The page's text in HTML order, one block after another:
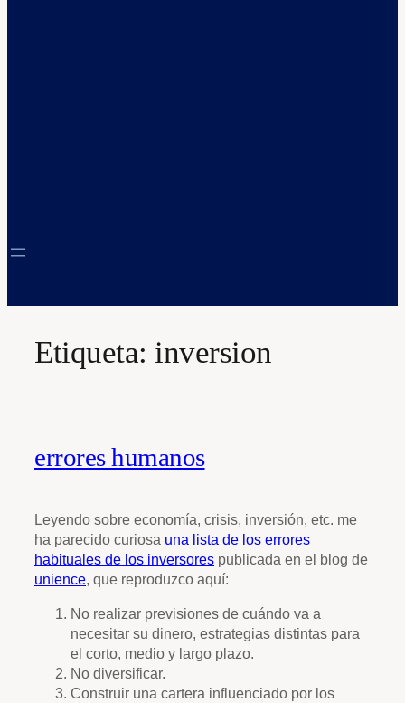
Etiqueta: inversion
errores humanos
Leyendo sobre economía, crisis, inversión, etc. me
ha parecido curiosa una lista de los errores
habituales de los inversores publicada en el blog de
unience, que reproduzco aquí:
No realizar previsiones de cuándo va a
necesitar su dinero, estrategias distintas para
el corto, medio y largo plazo.
No diversificar.
Construir una cartera influenciado por los